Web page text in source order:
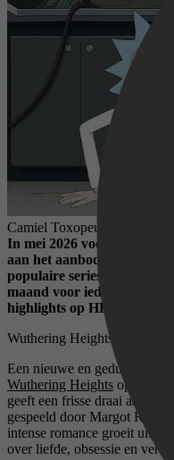
Camiel Toxopeus,
In mei 2026 voegt HBO
aan het aanbod. Van grote
populaire series tot live
maand voor iedereen iets
highlights op HBO Max in
Wuthering Heights – vanaf 1
Een nieuwe en gedurfde
Wuthering Heights opent de
geeft een frisse draai aan het
gespeeld door Margot
intense romance groeit uit tot
over liefde, obsessie en verlies.